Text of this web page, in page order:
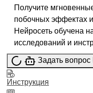
Получите
побочных эффектах
Нейросеть обучена
исследований и
Задать
Инструкция